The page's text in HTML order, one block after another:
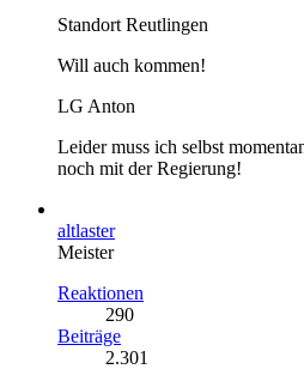
Standort Reutlingen
Will auch kommen!
LG Anton
Leider muss ich selbst
noch mit der Regierung!
altlaster
Meister
Reaktionen
290
Beiträge
2.301